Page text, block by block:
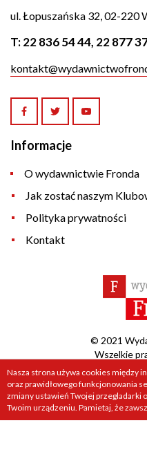
ul. Łopuszańska 32, 02-220
T:22 836 54 44, 22 877
Informacje
O wydawnictwie Fronda
Jak zostać naszym
Polityka prywatności
Kontakt
© 2021
Wszelkie
Projekt &
Nasza strona używa cookies między
oraz prawidłowego funkcjonowania
zmiany ustawień Twojej przegladarki
Twoim urządzeniu. Pamietaj, że